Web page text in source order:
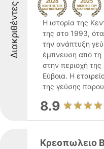
Διακριθέντες
Η ιστορία της
της στο 1993,
την ανάπτυξη
έμπνευση από τη
στην περιοχή
Εύβοια. Η
της γεύσης
8.9
Κρεοπωλειο